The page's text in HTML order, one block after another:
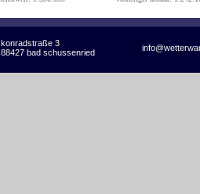
konradstraße 3
88427 bad schussenried